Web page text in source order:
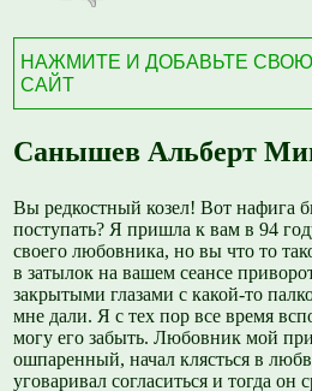
НАЖМИТЕ И ДОБАВЬТЕ
САЙТ
Санышев Альберт
Вы редкостный козел! Вот нафига
поступать? Я пришла к вам в 94
своего любовника, но вы что то
в затылок на вашем сеансе
закрытыми глазами с какой-то
мне дали. Я с тех пор все время
могу его забыть. Любовник мой
ошпаренный, начал клясться в
уговаривал согласиться и тогда он